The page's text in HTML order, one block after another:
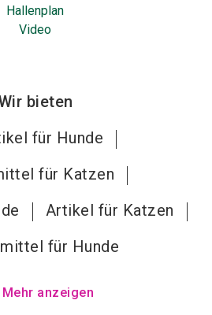
Hallenplan
Video
bieten
für Hunde
für Katzen
Artikel für Katzen
für Hunde
Mehr anzeigen